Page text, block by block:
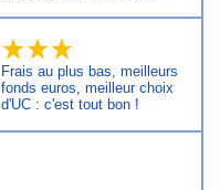
Frais au plus bas, meilleurs
fonds euros, meilleur choix
d'UC : c'est tout bon !